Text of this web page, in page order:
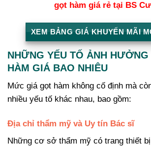
gọt hàm giá rẻ tại BS
XEM BẢNG GIÁ KHUYẾN MÃI
NHỮNG YẾU TỐ ẢNH
HÀM GIÁ BAO NHIÊU
Mức giá gọt hàm không cố định mà
nhiều yếu tố khác nhau, bao gồm:
Địa chỉ thẩm mỹ và Uy tín Bác sĩ
Những cơ sở thẩm mỹ có trang thiết